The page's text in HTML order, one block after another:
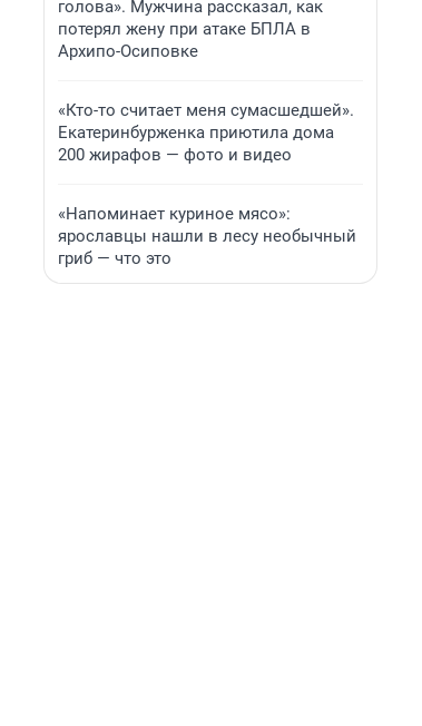
голова». Мужчина рассказал, как
потерял жену при атаке БПЛА в
Архипо-Осиповке
«Кто-то считает меня сумасшедшей».
Екатеринбурженка приютила дома
200 жирафов — фото и видео
«Напоминает куриное мясо»:
ярославцы нашли в лесу необычный
гриб — что это